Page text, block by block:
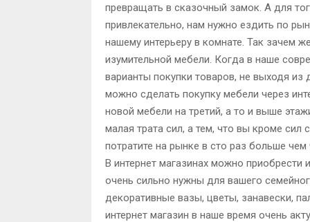
превращать в сказочный замок. А для
привлекательно, нам нужно ездить по
нашему интерьеру в комнате. Так зачем
изумительной мебели. Когда в наше
варианты покупки товаров, не выходя из
можно сделать покупку мебели через
новой мебели на третий, а то и выше
малая трата сил, а тем, что вы кроме сил
потратите на рынке в сто раз больше чем
В интернет магазинах можно
очень сильно нужны для вашего
декоративные вазы, цветы, занавески,
интернет магазин в наше время очень